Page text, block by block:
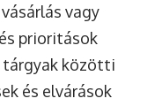
vagy
prioritások
tárgyak közötti
és elvárások